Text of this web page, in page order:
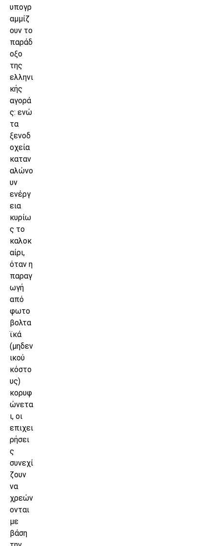
υπογρ
αμμίζ
ουν το
παράδ
οξο
της
ελληνι
κής
αγορά
ς: ενώ
τα
ξενοδ
οχεία
καταν
αλώνο
υν
ενέργ
εια
κυρίω
ς το
καλοκ
αίρι,
όταν η
παραγ
ωγή
από
φωτο
βολτα
ϊκά
(μηδεν
ικού
κόστο
υς)
κορυφ
ώνετα
ι, οι
επιχει
ρήσει
ς
συνεχί
ζουν
να
χρεών
ονται
με
βάση